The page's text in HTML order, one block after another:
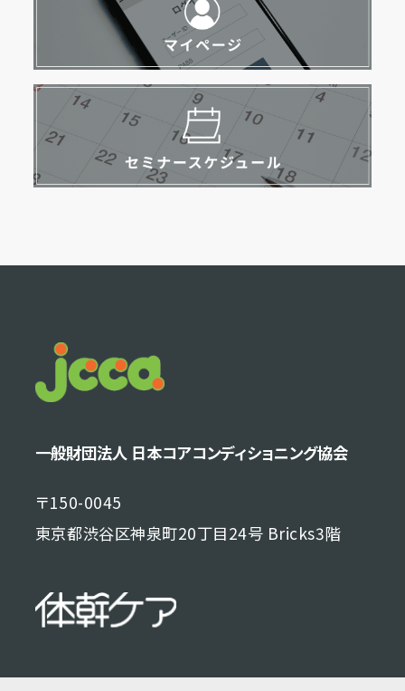
一般財団法人 日本コアコンディショニング協会
〒150-0045
東京都渋谷区神泉町20丁目24号 Bricks3階